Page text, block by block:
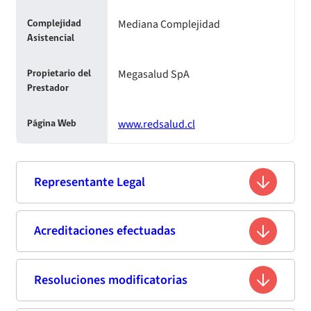
Complejidad
Asistencial
Mediana Complejidad
Propietario del
Prestador
Megasalud SpA
Página Web www.redsalud.cl
Representante Legal
Nombre Roberto Abraham Tabak Nachtygal
Profesión
Médico Cirujano / Químico
Acreditaciones efectuadas
Segunda acreditación
Resoluciones modificatorias